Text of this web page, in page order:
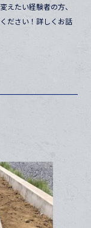
えたい経験者の方、
ださい！詳しくお話